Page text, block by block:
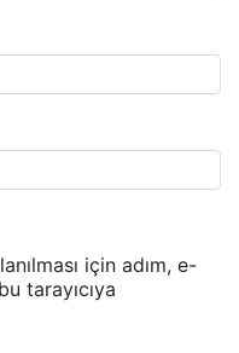
için adım, e-
tarayıcıya